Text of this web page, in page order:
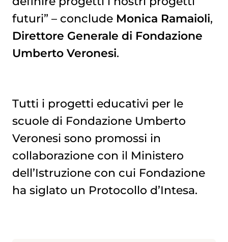
futuri” – conclude Monica Ramaioli,
Direttore Generale di Fondazione
Umberto Veronesi.
Tutti i progetti educativi per le
scuole di Fondazione Umberto
Veronesi sono promossi in
collaborazione con il Ministero
dell’Istruzione con cui Fondazione
ha siglato un Protocollo d’Intesa.